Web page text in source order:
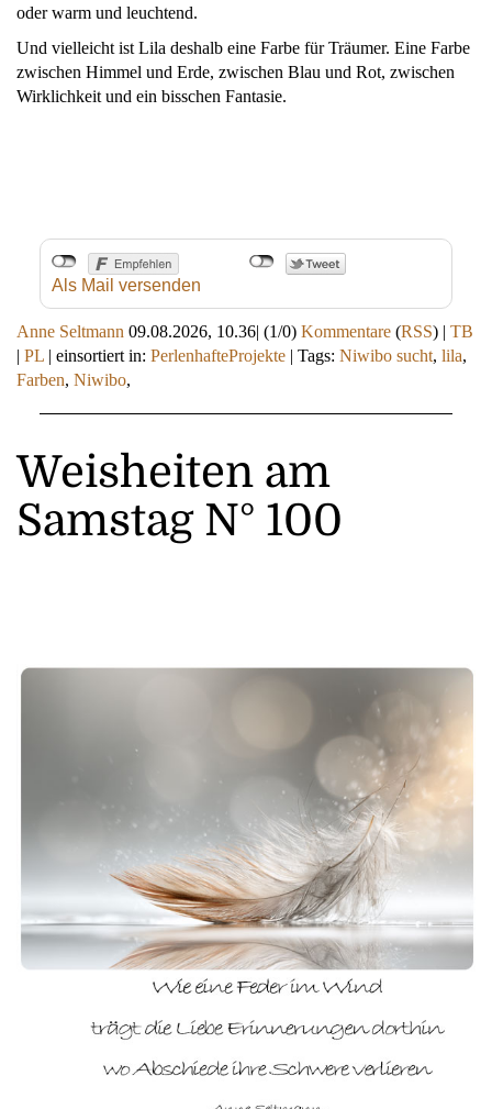
oder warm und leuchtend.
Und vielleicht ist Lila deshalb eine Farbe für Träumer. Eine Farbe
zwischen Himmel und Erde, zwischen Blau und Rot, zwischen
Wirklichkeit und ein bisschen Fantasie.
Als Mail versenden
Anne Seltmann 09.08.2026, 10.36| (1/0) Kommentare (RSS) | TB
| PL | einsortiert in: PerlenhafteProjekte | Tags: Niwibo sucht, lila,
Farben, Niwibo,
Weisheiten am
Samstag N° 100